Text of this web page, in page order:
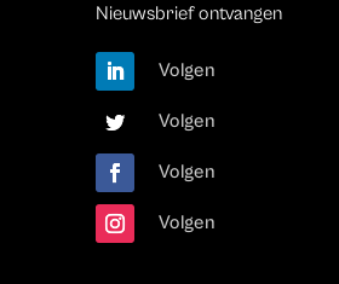
Nieuwsbrief ontvangen
Volgen
Volgen
Volgen
Volgen